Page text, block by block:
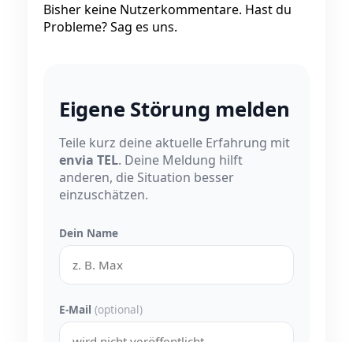
Bisher keine Nutzerkommentare. Hast du
Probleme? Sag es uns.
Eigene Störung melden
Teile kurz deine aktuelle Erfahrung mit
envia TEL. Deine Meldung hilft
anderen, die Situation besser
einzuschätzen.
Dein Name
E-Mail (optional)